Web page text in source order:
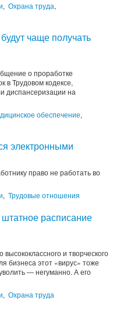
, Охрана труда,
чаще получать
о проработке
в Трудовом кодексе,
диспансеризации на
обеспечение,
электронными
право не работать во
, Трудовые отношения
расписание
и творческого
бизнеса этот «вирус» тоже
― негуманно. А его
, Охрана труда